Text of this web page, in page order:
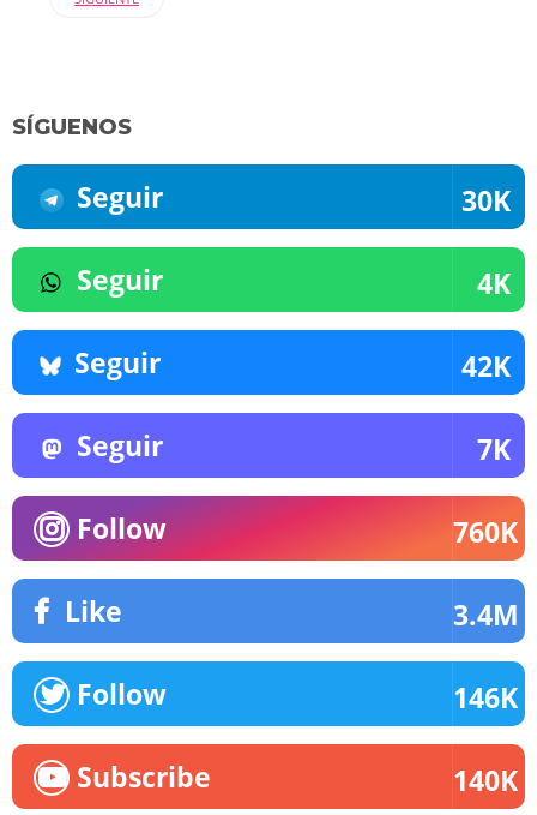
SÍGUENOS
Seguir 30K
Seguir 4K
Seguir 42K
Seguir 7K
Follow 760K
Like 3.4M
Follow 146K
Subscribe 140K